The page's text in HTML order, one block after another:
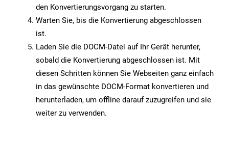
den Konvertierungsvorgang zu starten.
Warten Sie, bis die Konvertierung abgeschlossen
ist.
Laden Sie die DOCM-Datei auf Ihr Gerät herunter,
sobald die Konvertierung abgeschlossen ist. Mit
diesen Schritten können Sie Webseiten ganz einfach
in das gewünschte DOCM-Format konvertieren und
herunterladen, um offline darauf zuzugreifen und sie
weiter zu verwenden.